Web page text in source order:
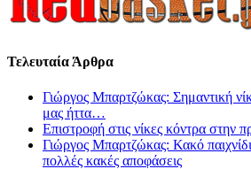
Τελευταία Άρθρα
Γιώργος Μπαρτζώκας: Σημαντική
μας ήττα…
Επιστροφή στις νίκες κόντρα στην
Γιώργος Μπαρτζώκας: Κακό
πολλές κακές αποφάσεις